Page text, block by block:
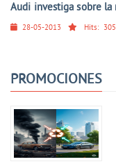
Audi investiga sobre
28-05-2013 Hits:
PROMOCIONES